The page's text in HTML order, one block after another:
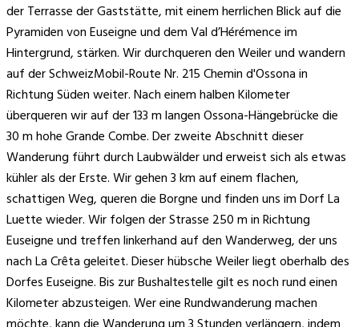
der Terrasse der Gaststätte, mit einem herrlichen Blick auf die
Pyramiden von Euseigne und dem Val d’Hérémence im
Hintergrund, stärken. Wir durchqueren den Weiler und wandern
auf der SchweizMobil-Route Nr. 215 Chemin d'Ossona in
Richtung Süden weiter. Nach einem halben Kilometer
überqueren wir auf der 133 m langen Ossona-Hängebrücke die
30 m hohe Grande Combe. Der zweite Abschnitt dieser
Wanderung führt durch Laubwälder und erweist sich als etwas
kühler als der Erste. Wir gehen 3 km auf einem flachen,
schattigen Weg, queren die Borgne und finden uns im Dorf La
Luette wieder. Wir folgen der Strasse 250 m in Richtung
Euseigne und treffen linkerhand auf den Wanderweg, der uns
nach La Crêta geleitet. Dieser hübsche Weiler liegt oberhalb des
Dorfes Euseigne. Bis zur Bushaltestelle gilt es noch rund einen
Kilometer abzusteigen. Wer eine Rundwanderung machen